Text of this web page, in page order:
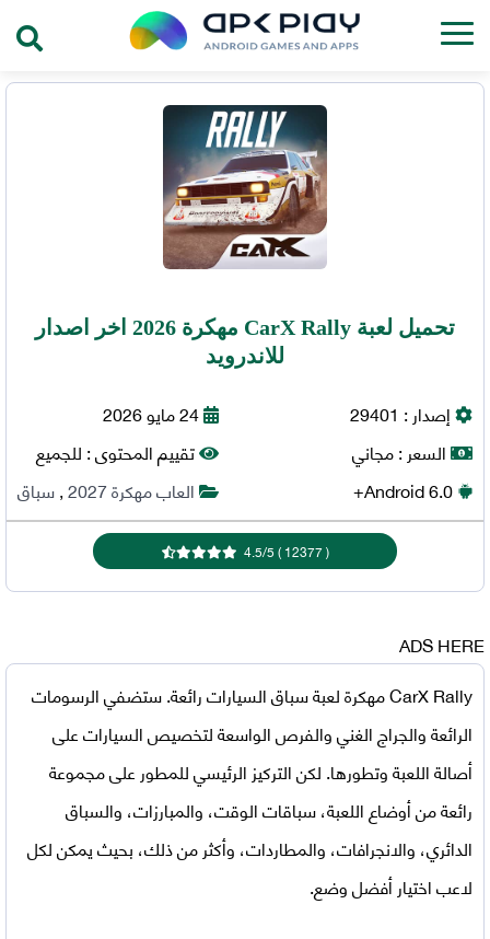
تحميل لعبة CarX Rally مهكرة 2026 اخر اصدار
للاندرويد
إصدار : 29401
السعر :مجاني
Android6.0+
24 مايو 2026
تقييم المحتوى :للجميع
العاب مهكرة 2027
,سباق
(
12377
)
4.5/5
ADS HERE
CarX Rally مهكرة
لعبة سباق السيارات رائعة. ستضفي الرسومات
الرائعة والجراج الغني والفرص الواسعة لتخصيص السيارات على
أصالة اللعبة وتطورها. لكن التركيز الرئيسي للمطور على مجموعة
رائعة من أوضاع اللعبة، سباقات الوقت، والمبارزات، والسباق
الدائري، والانجرافات، والمطاردات، وأكثر من ذلك، بحيث يمكن لكل
لاعب اختيار أفضل وضع.